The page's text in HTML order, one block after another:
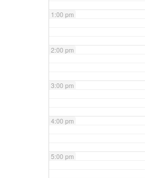
1:00 pm
2:00 pm
3:00 pm
4:00 pm
5:00 pm